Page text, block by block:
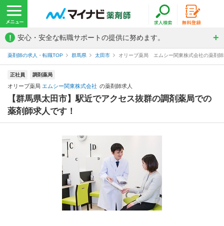
! 安心・安全な転職サポートの提供に努めます。
薬剤師の求人・転職TOP 群馬県 太田市 オリーブ薬局 エムシー関東株式会社の薬剤
正社員 調剤薬局
オリーブ薬局 エムシー関東株式会社 の薬剤師求人
【群馬県太田市】駅近でアクセス抜群の調剤薬局での
薬剤師求人です！